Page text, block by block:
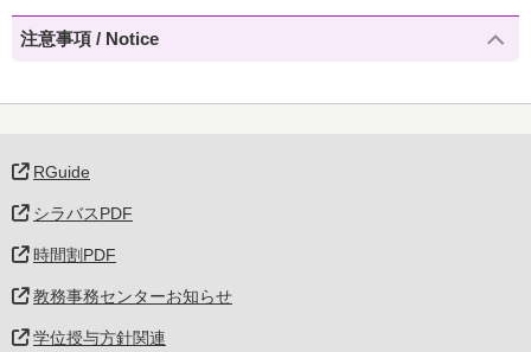
注意事項 / Notice
RGuide
シラバスPDF
時間割PDF
教務事務センターお知らせ
学位授与方針関連